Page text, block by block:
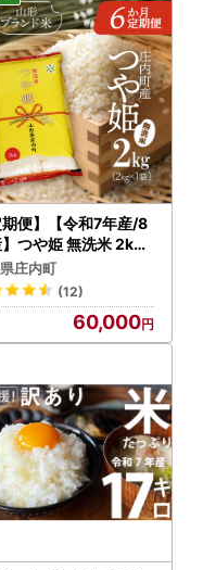
期便】【令和7年産/8
つや姫 無洗米 2kg×
ヶ月 毎月 2kg 特別
山形県庄内町産 余
庄内米 ブランド米 米
ヒカリの原点、亀の尾
地 お米の定期便 ご
9月下旬発送】
庄内町
(12)
60,000